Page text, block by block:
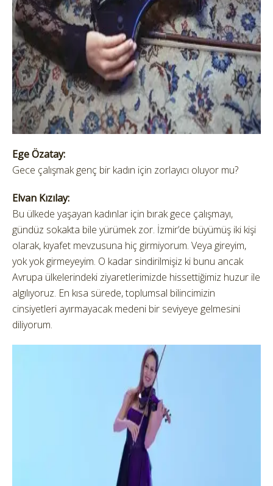
Ege Özatay:
Gece çalışmak genç bir kadın için zorlayıcı oluyor mu?
Elvan Kızılay:
Bu ülkede yaşayan kadınlar için bırak gece çalışmayı,
gündüz sokakta bile yürümek zor. İzmir’de büyümüş iki kişi
olarak, kıyafet mevzusuna hiç girmiyorum. Veya gireyim,
yok yok girmeyeyim. O kadar sindirilmişiz ki bunu ancak
Avrupa ülkelerindeki ziyaretlerimizde hissettiğimiz huzur ile
algılıyoruz. En kısa sürede, toplumsal bilincimizin
cinsiyetleri ayırmayacak medeni bir seviyeye gelmesini
diliyorum.